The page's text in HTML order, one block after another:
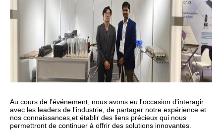
Au cours de l'événement, nous avons eu l'occasion d'interagir
avec les leaders de l'industrie, de partager notre expérience et
nos connaissances,et établir des liens précieux qui nous
permettront de continuer à offrir des solutions innovantes.